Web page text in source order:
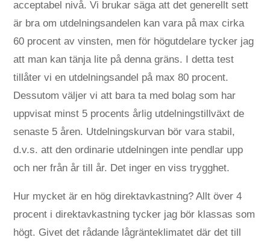
acceptabel nivå. Vi brukar säga att det generellt sett
är bra om utdelningsandelen kan vara på max cirka
60 procent av vinsten, men för högutdelare tycker jag
att man kan tänja lite på denna gräns. I detta test
tillåter vi en utdelningsandel på max 80 procent.
Dessutom väljer vi att bara ta med bolag som har
uppvisat minst 5 procents årlig utdelningstillväxt de
senaste 5 åren. Utdelningskurvan bör vara stabil,
d.v.s. att den ordinarie utdelningen inte pendlar upp
och ner från år till år. Det inger en viss trygghet.
Hur mycket är en hög direktavkastning? Allt över 4
procent i direktavkastning tycker jag bör klassas som
högt. Givet det rådande lågränteklimatet där det till